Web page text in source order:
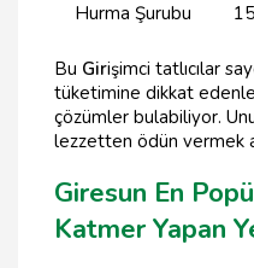
Hurma Şurubu
Bu Girişimci tatlıcılar
tüketimine dikkat
çözümler bulabiliyor.
lezzetten ödün vermek
Giresun En
Katmer Yapan